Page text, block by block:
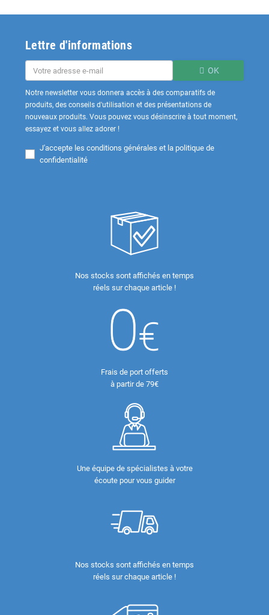
Lettre d'informations
OK
Notre newsletter vous donnera accès à des comparatifs de
produits, des conseils d'utilisation et des présentations de
nouveaux produits. Vous pouvez vous désinscrire à tout moment,
essayez et vous allez adorer !
J'accepte les conditions générales et la politique de
confidentialité
Nos stocks sont affichés en temps
réels sur chaque article !
Frais de port offerts
à partir de 79€
Une équipe de spécialistes à votre
écoute pour vous guider
Nos stocks sont affichés en temps
réels sur chaque article !